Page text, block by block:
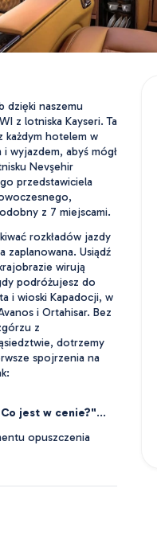
dzięki naszemu
z lotniska Kayseri. Ta
każdym hotelem w
wyjazdem, abyś mógł
Nevşehir
przedstawiciela
z 7 miejscami.
rozkładów jazdy
zaplanowana. Usiądź
wirują
podróżujesz do
i wioski Kapadocji, w
i Ortahisar. Bez
z
dotrzemy
spojrzenia na
jest w cenie?"...
opuszczenia